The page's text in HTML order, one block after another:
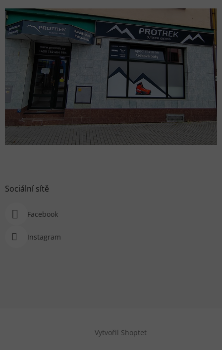
Sociální sítě
Facebook
Instagram
Vytvořil Shoptet